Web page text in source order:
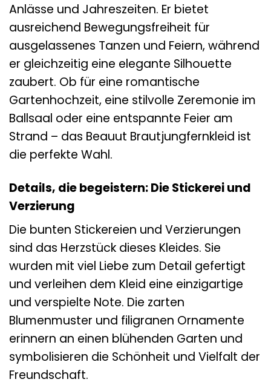
Anlässe und Jahreszeiten. Er bietet
ausreichend Bewegungsfreiheit für
ausgelassenes Tanzen und Feiern, während
er gleichzeitig eine elegante Silhouette
zaubert. Ob für eine romantische
Gartenhochzeit, eine stilvolle Zeremonie im
Ballsaal oder eine entspannte Feier am
Strand – das Beauut Brautjungfernkleid ist
die perfekte Wahl.
Details, die begeistern: Die Stickerei und
Verzierung
Die bunten Stickereien und Verzierungen
sind das Herzstück dieses Kleides. Sie
wurden mit viel Liebe zum Detail gefertigt
und verleihen dem Kleid eine einzigartige
und verspielte Note. Die zarten
Blumenmuster und filigranen Ornamente
erinnern an einen blühenden Garten und
symbolisieren die Schönheit und Vielfalt der
Freundschaft.